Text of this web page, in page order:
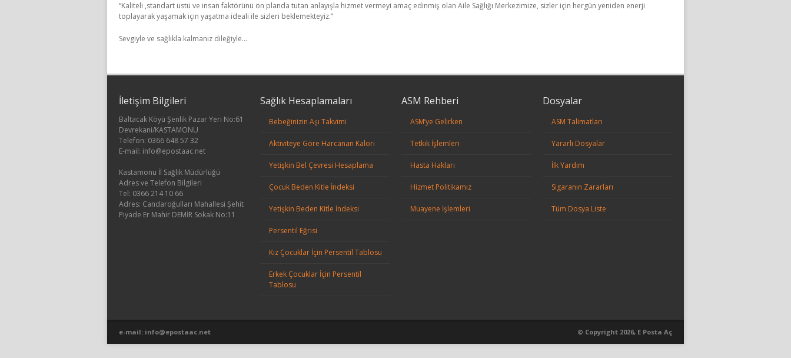
“Kaliteli ,standart üstü ve insan faktörünü ön planda tutan anlayışla hizmet vermeyi amaç edinmiş olan Aile Sağlığı Merkezimize, sizler için hergün yeniden enerji
toplayarak yaşamak için yaşatma ideali ile sizleri beklemekteyiz.”
Sevgiyle ve sağlıkla kalmanız dileğiyle…
İletişim Bilgileri
Baltacak Köyü Şenlik Pazar Yeri No:61
Devrekani/KASTAMONU
Telefon: 0366 648 57 32
E-mail: info@epostaac.net
Kastamonu İl Sağlık Müdürlüğü
Adres ve Telefon Bilgileri
Tel: 0366 214 10 66
Adres: Candaroğulları Mahallesi Şehit
Piyade Er Mahir DEMİR Sokak No:11
Sağlık Hesaplamaları
Bebeğinizin Aşı Takvimi
Aktiviteye Göre Harcanan Kalori
Yetişkin Bel Çevresi Hesaplama
Çocuk Beden Kitle İndeksi
Yetişkin Beden Kitle İndeksi
Persentil Eğrisi
Kız Çocuklar İçin Persentil Tablosu
Erkek Çocuklar İçin Persentil
Tablosu
ASM Rehberi
ASM’ye Gelirken
Tetkik İşlemleri
Hasta Hakları
Hizmet Politikamız
Muayene İşlemleri
Dosyalar
ASM Talimatları
Yararlı Dosyalar
İlk Yardım
Sigaranın Zararları
Tüm Dosya Liste
e-mail: info@epostaac.net © Copyright 2026, E Posta Aç